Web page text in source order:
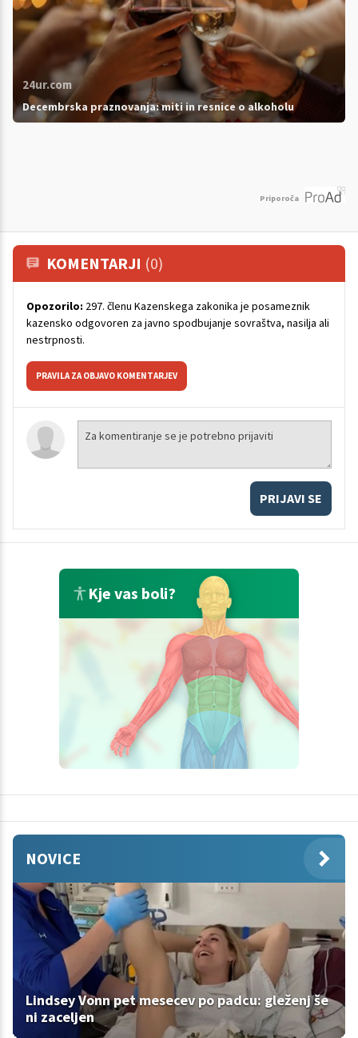
24ur.com
Decembrska praznovanja: miti in resnice o alkoholu
Priporoča
KOMENTARJI (0)
Opozorilo: 297. členu Kazenskega zakonika je posameznik
kazensko odgovoren za javno spodbujanje sovraštva, nasilja ali
nestrpnosti.
PRAVILA ZA OBJAVO KOMENTARJEV
PRIJAVI SE
Kje vas boli?
NOVICE
Lindsey Vonn pet mesecev po padcu: gleženj še
ni zaceljen